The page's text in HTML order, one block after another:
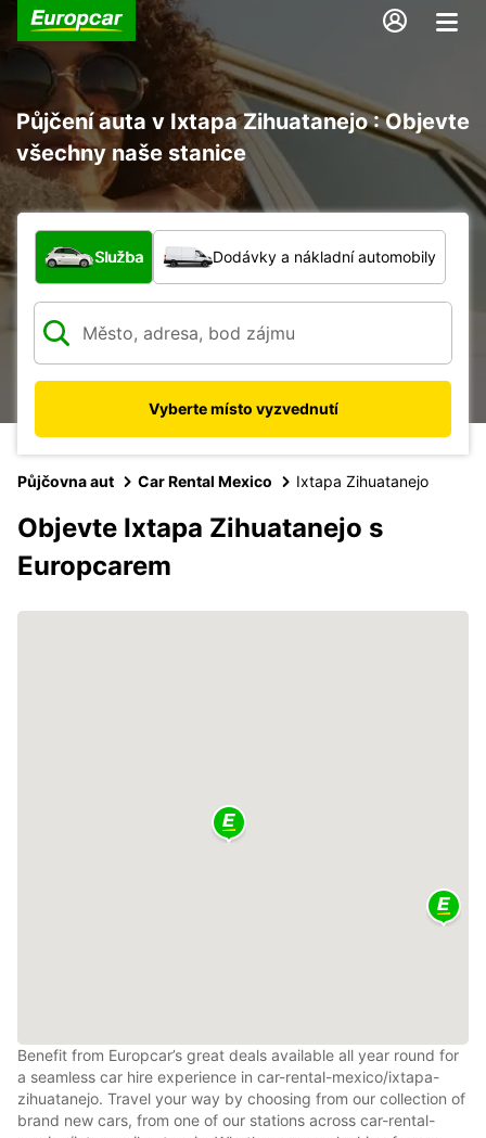
Půjčení auta v Ixtapa Zihuatanejo : Objevte
všechny naše stanice
Jaký typ vozidla?
Služba Dodávky a nákladní automobily
Vyberte místo vyzvednutí
Půjčovna aut Car Rental Mexico Ixtapa Zihuatanejo
Objevte Ixtapa Zihuatanejo s
Europcarem
Benefit from Europcar’s great deals available all year round for
a seamless car hire experience in car-rental-mexico/ixtapa-
zihuatanejo. Travel your way by choosing from our collection of
brand new cars, from one of our stations across car-rental-